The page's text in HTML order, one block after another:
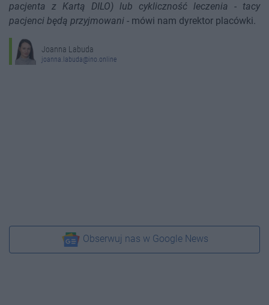
pacjenta z Kartą DILO) lub cykliczność leczenia - tacy
pacjenci będą przyjmowani - mówi nam dyrektor placówki.
Joanna Labuda
joanna.labuda@ino.online
Obserwuj nas w Google News